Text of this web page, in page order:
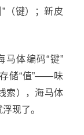
（键）；新皮
马体编码“键”
储“值”——味
索），海马体
现了。